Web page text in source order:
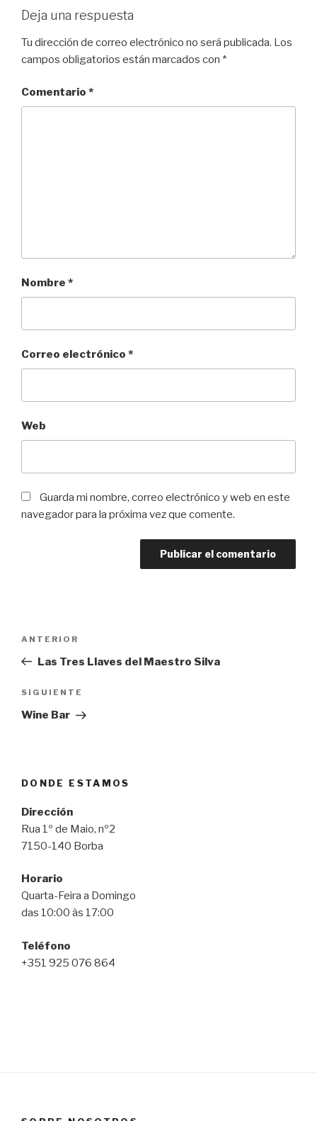
Deja una respuesta
Tu dirección de correo electrónico no será publicada. Los
campos obligatorios están marcados con *
Comentario *
Nombre *
Correo electrónico *
Web
Guarda mi nombre, correo electrónico y web en este
navegador para la próxima vez que comente.
entradas
Entrada
anterior:
ANTERIOR
Las Tres Llaves del Maestro Silva
Siguiente
entrada
SIGUIENTE
Wine Bar
DONDE ESTAMOS
Dirección
Rua 1º de Maio, nº2
7150-140 Borba
Horario
Quarta-Feira a Domingo
das 10:00 às 17:00
Teléfono
+351 925 076 864